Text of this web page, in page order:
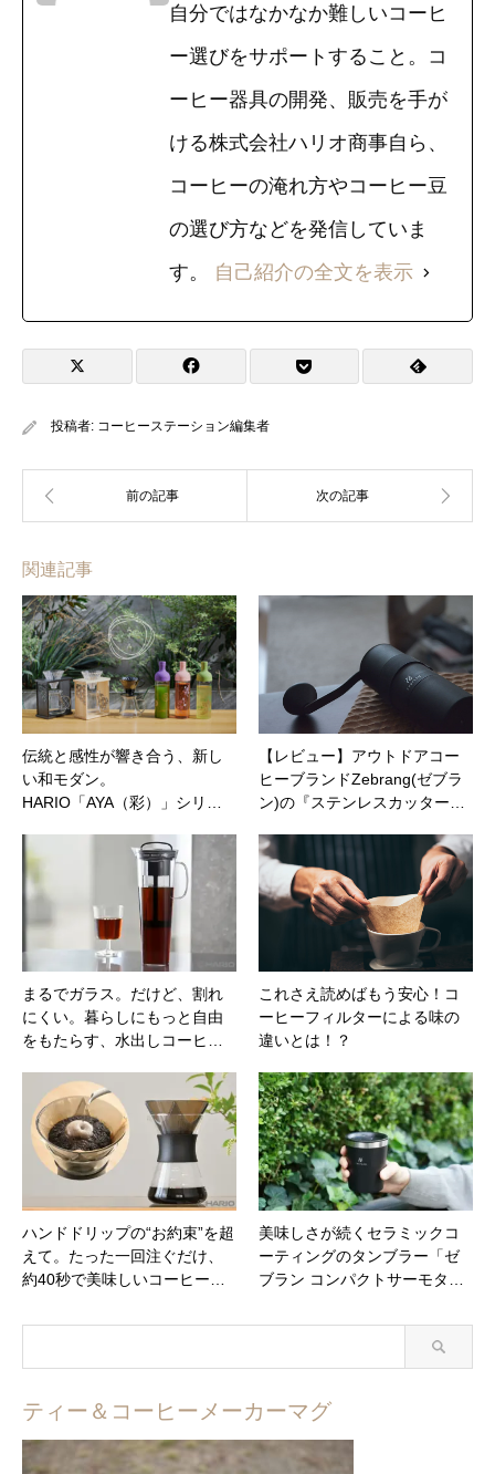
自分ではなかなか難しいコーヒ
ー選びをサポートすること。コ
ーヒー器具の開発、販売を手が
ける株式会社ハリオ商事自ら、
コーヒーの淹れ方やコーヒー豆
の選び方などを発信していま
す。 自己紹介の全文を表示
投稿者: コーヒーステーション編集者
関連記事
伝統と感性が響き合う、新し
い和モダン。
HARIO「AYA（彩）」シリ…
【レビュー】アウトドアコー
ヒーブランドZebrang(ゼブラ
ン)の『ステンレスカッター…
まるでガラス。だけど、割れ
にくい。暮らしにもっと自由
をもたらす、水出しコーヒ…
これさえ読めばもう安心！コ
ーヒーフィルターによる味の
違いとは！？
ハンドドリップの“お約束”を超
えて。たった一回注ぐだけ、
約40秒で美味しいコーヒー…
美味しさが続くセラミックコ
ーティングのタンブラー「ゼ
ブラン コンパクトサーモタ…
ティー＆コーヒーメーカーマグ